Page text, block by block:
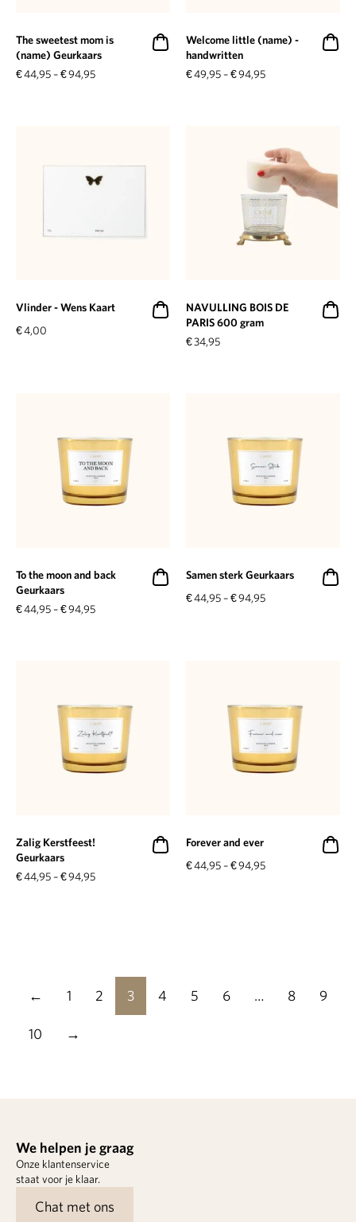
The sweetest mom is
(name) Geurkaars
€44,95–€94,95
Welcome little (name) -
handwritten
€49,95–€94,95
Vlinder - Wens Kaart
€4,00
NAVULLING BOIS DE
PARIS 600 gram
€34,95
To the moon and back
Geurkaars
€44,95–€94,95
Samen sterk Geurkaars
€44,95–€94,95
Zalig Kerstfeest!
Geurkaars
€44,95–€94,95
Forever and ever
€44,95–€94,95
← 1 2 3 4 5 6 … 8 9
10 →
We helpen je graag
Onze klantenservice
staat voor je klaar.
Chat met ons